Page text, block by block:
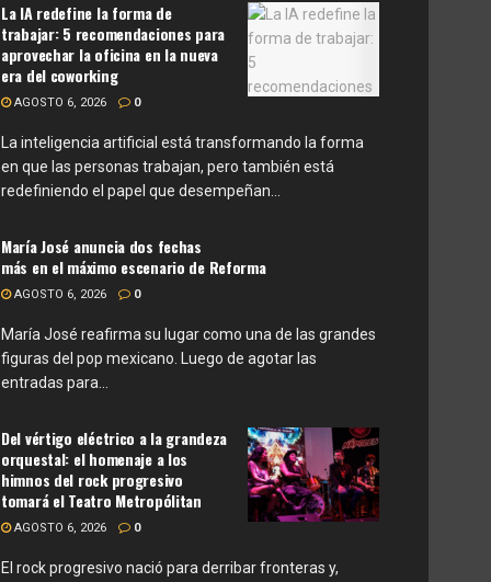
La IA redefine la forma de
trabajar: 5 recomendaciones para
aprovechar la oficina en la nueva
era del coworking
AGOSTO 6, 2026 0
La inteligencia artificial está transformando la forma
en que las personas trabajan, pero también está
redefiniendo el papel que desempeñan...
María José anuncia dos fechas
más en el máximo escenario de Reforma
AGOSTO 6, 2026 0
María José reafirma su lugar como una de las grandes
figuras del pop mexicano. Luego de agotar las
entradas para...
Del vértigo eléctrico a la grandeza
orquestal: el homenaje a los
himnos del rock progresivo
tomará el Teatro Metropólitan
AGOSTO 6, 2026 0
El rock progresivo nació para derribar fronteras y,